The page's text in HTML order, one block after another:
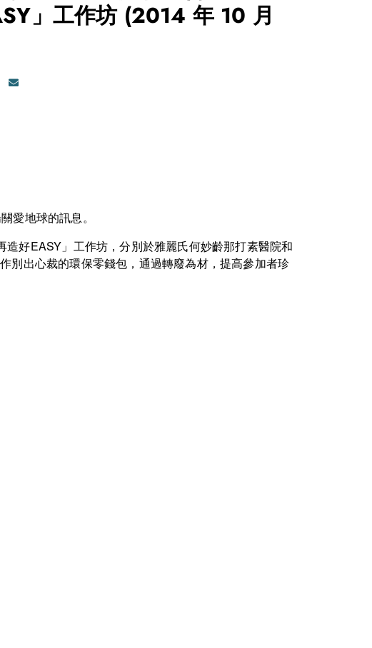
」工作坊 (2014 年 10 月
愛地球的訊息。
好EASY」工作坊，分別於雅麗氏何妙齡那打素醫院和
別出心裁的環保零錢包，通過轉廢為材，提高參加者珍